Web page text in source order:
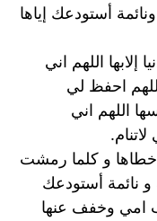
أستودعك إياها
اللهم اني
احفظ لي
اللهم اني
خطاها و كلما رمشت
و نائمة أستودعك
امي وخفف عنها